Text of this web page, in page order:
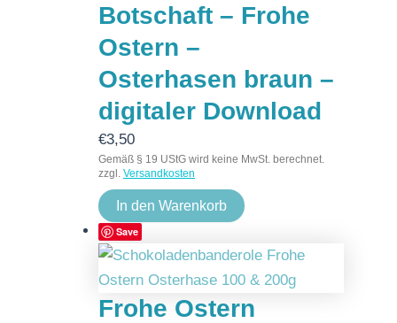
Botschaft – Frohe
Ostern –
Osterhasen braun –
digitaler Download
€3,50
Gemäß § 19 UStG wird keine MwSt. berechnet.
zzgl. Versandkosten
In den Warenkorb
Save
Frohe Ostern